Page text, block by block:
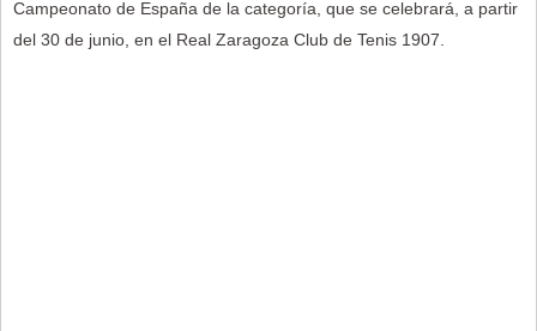
Campeonato de España de la categoría, que se celebrará, a partir
del 30 de junio, en el Real Zaragoza Club de Tenis 1907.